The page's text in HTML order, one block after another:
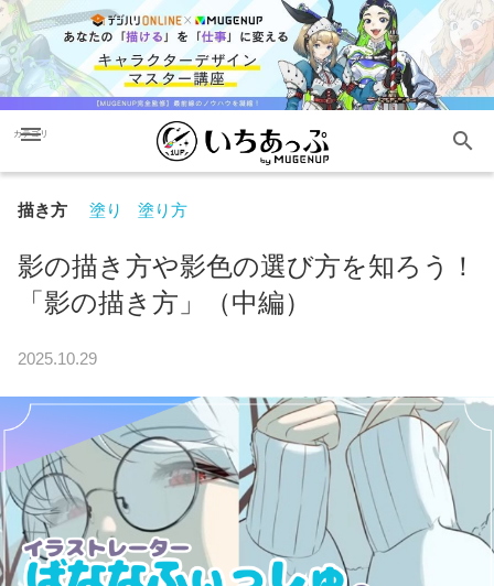
menu
カテゴリ search
描き方 塗り 塗り方
影の描き方や影色の選び方を知ろう！
「影の描き方」（中編）
2025.10.29